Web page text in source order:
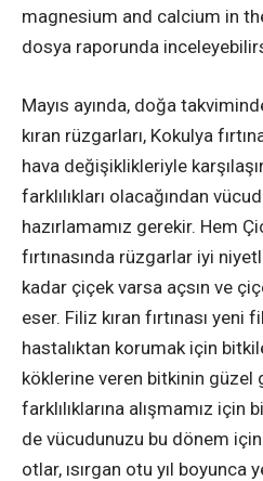
magnesium and calcium in
dosya raporunda
Mayıs ayında, doğa
kıran rüzgarları, Kokulya
hava değişiklikleriyle
farklılıkları olacağından
hazırlamamız gerekir. Hem
fırtınasında rüzgarlar iyi
kadar çiçek varsa açsın ve
eser. Filiz kıran fırtınası
hastalıktan korumak için
köklerine veren bitkinin güzel
farklılıklarına alışmamız için
de vücudunuzu bu dönem için
otlar, ısırgan otu yıl boyunca